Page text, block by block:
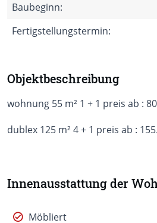
Baubeginn:
Fertigstellungstermin:
Objektbeschreibung
wohnung 55 m² 1 + 1 preis ab :
dublex 125 m² 4 + 1 preis ab :
Innenausstattung der
Möbliert